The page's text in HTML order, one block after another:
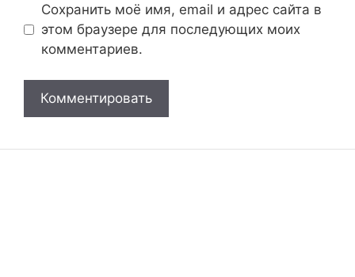
Сохранить моё имя, email и адрес сайта в
этом браузере для последующих моих
комментариев.